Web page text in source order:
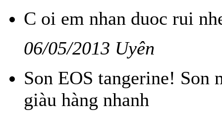
C oi em nhan duoc rui
06/05/2013 Uyên
Son EOS tangerine!
giàu hàng nhanh